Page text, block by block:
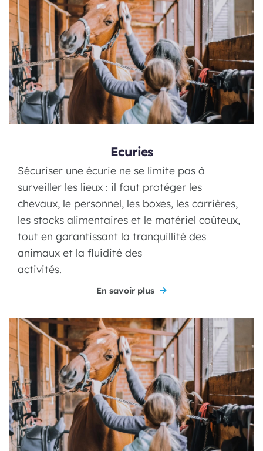
Ecuries
Sécuriser une écurie ne se limite pas à
surveiller les lieux : il faut protéger les
chevaux, le personnel, les boxes, les carrières,
les stocks alimentaires et le matériel coûteux,
tout en garantissant la tranquillité des
animaux et la fluidité des
activités.
En savoir plus